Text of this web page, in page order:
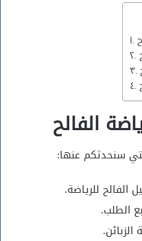
الفالح
سنحدثكم عنها:
للرياضة.
الطلب.